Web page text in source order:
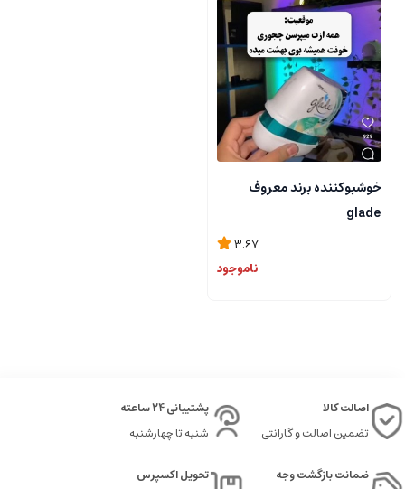
خوشبوكننده برند معروف
glade
3.67
ناموجود
اصالت کالا
تضمین اصالت و گارانتی
پشتیبانی 24 ساعته
شنبه تا چهارشنبه
ضمانت بازگشت وجه
تحویل اکسپرس